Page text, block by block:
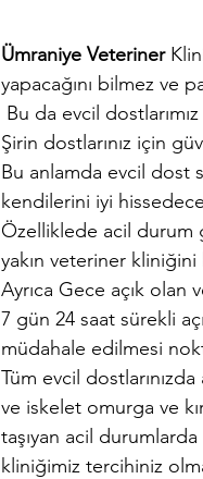
Ümraniye Veteriner
yapacağını bilmez ve
Şirin dostlarınız için
Bu anlamda evcil dost
kendilerini iyi
Özelliklede acil durum
yakın veteriner
Ayrıca Gece açık
7 gün 24 saat sürekli
müdahale edilmesi
Tüm evcil
ve iskelet omurga ve
taşıyan acil
kliniğimiz tercihiniz